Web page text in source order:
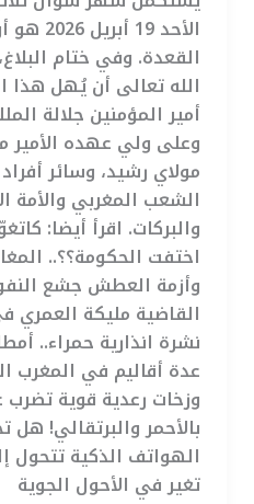
الأحد
القعدة. وفي ختام
الله تعالى أن يُهل هذا
أمير المؤمنين جلالة
وعلى ولي عهده الأمير
مولاي رشيد، وسائر
الشعب المغربي والأمة
والبركات. اقرأ أيضا:
اختفت الحكومة؟؟..
وأزمة العطش جشع
القاضية مليكة
نشرة انذارية حمراء..
عدة أقاليم في المغرب
وزخات رعدية قوية تضرب
بالأحمر والبرتقالي!
الهواتف الذكية تتحول
تغير في الأحول الجوية